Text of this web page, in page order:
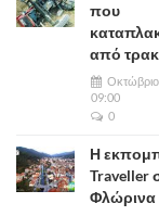
που
από
09:00
0
Η
Traveller
Φλώρινα